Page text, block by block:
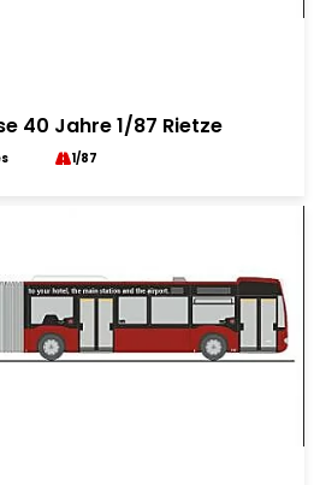
40 Jahre 1/87 Rietze
1/87